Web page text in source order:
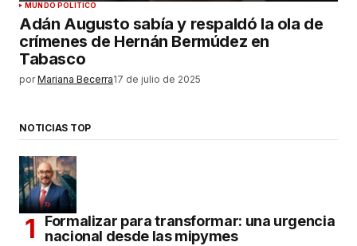
MUNDO POLÍTICO
Adán Augusto sabía y respaldó la ola de
crímenes de Hernán Bermúdez en
Tabasco
por Mariana Becerra17 de julio de 2025
NOTICIAS TOP
Formalizar para transformar: una urgencia
nacional desde las mipymes